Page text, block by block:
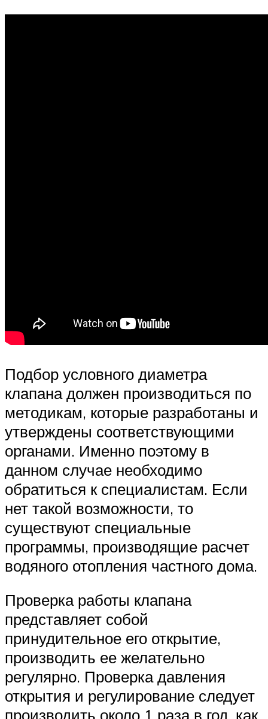
Подбор условного диаметра
клапана должен производиться по
методикам, которые разработаны и
утверждены соответствующими
органами. Именно поэтому в
данном случае необходимо
обратиться к специалистам. Если
нет такой возможности, то
существуют специальные
программы, производящие расчет
водяного отопления частного дома.
Проверка работы клапана
представляет собой
принудительное его открытие,
производить ее желательно
регулярно. Проверка давления
открытия и регулирование следует
производить около 1 раза в год, как